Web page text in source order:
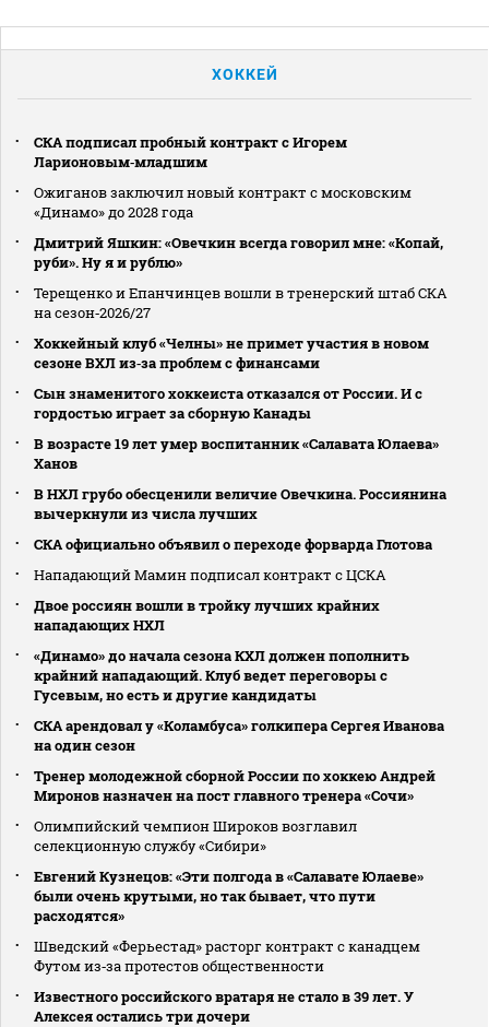
ХОККЕЙ
СКА подписал пробный контракт с Игорем
Ларионовым‑младшим
Ожиганов заключил новый контракт с московским
«Динамо» до 2028 года
Дмитрий Яшкин: «Овечкин всегда говорил мне: «Копай,
руби». Ну я и рублю»
Терещенко и Епанчинцев вошли в тренерский штаб СКА
на сезон‑2026/27
Хоккейный клуб «Челны» не примет участия в новом
сезоне ВХЛ из‑за проблем с финансами
Сын знаменитого хоккеиста отказался от России. И с
гордостью играет за сборную Канады
В возрасте 19 лет умер воспитанник «Салавата Юлаева»
Ханов
В НХЛ грубо обесценили величие Овечкина. Россиянина
вычеркнули из числа лучших
СКА официально объявил о переходе форварда Глотова
Нападающий Мамин подписал контракт с ЦСКА
Двое россиян вошли в тройку лучших крайних
нападающих НХЛ
«Динамо» до начала сезона КХЛ должен пополнить
крайний нападающий. Клуб ведет переговоры с
Гусевым, но есть и другие кандидаты
СКА арендовал у «Коламбуса» голкипера Сергея Иванова
на один сезон
Тренер молодежной сборной России по хоккею Андрей
Миронов назначен на пост главного тренера «Сочи»
Олимпийский чемпион Широков возглавил
селекционную службу «Сибири»
Евгений Кузнецов: «Эти полгода в «Салавате Юлаеве»
были очень крутыми, но так бывает, что пути
расходятся»
Шведский «Ферьестад» расторг контракт с канадцем
Футом из‑за протестов общественности
Известного российского вратаря не стало в 39 лет. У
Алексея остались три дочери